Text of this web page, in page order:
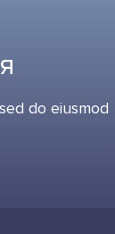
do eiusmod